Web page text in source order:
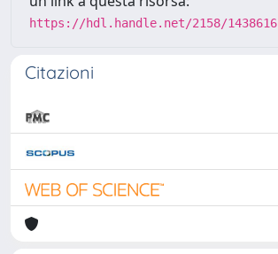
https://hdl.handle.net/2158/1438616
Citazioni